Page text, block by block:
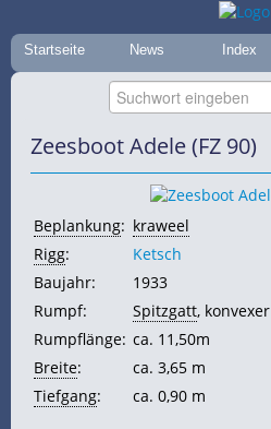
Startseite News Index
Zeesboot Adele (FZ 90)
Beplankung: kraweel
Rigg:
Ketsch
Baujahr:
1933
Rumpf:
Spitzgatt, konvexer
Rumpflänge: ca. 11,50m
Breite:
ca. 3,65 m
Tiefgang: ca. 0,90 m